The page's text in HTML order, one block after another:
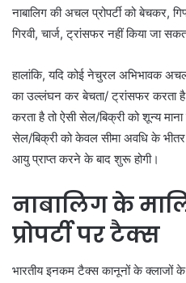
नाबालिग की अचल प्रोपर्टी को बेचकर,
गिरवी, चार्ज, ट्रांसफर नहीं किया जा
हालांकि, यदि कोई नेचुरल अभिभावक
का उल्लंघन कर बेचता/ ट्रांसफर करता
करता है तो ऐसी सेल/बिक्री को शून्य
सेल/बिक्री को केवल सीमा अवधि के भीतर
आयु प्राप्त करने के बाद शुरू होगी।
नाबालिग के
प्रोपर्टी पर टैक्स
भारतीय इनकम टैक्स कानूनों के क्लाजों के